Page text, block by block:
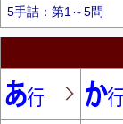
5手詰：第1～5問